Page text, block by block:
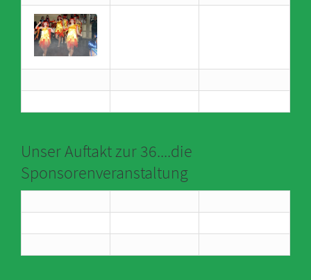
Unser Auftakt zur 36....die
Sponsorenveranstaltung